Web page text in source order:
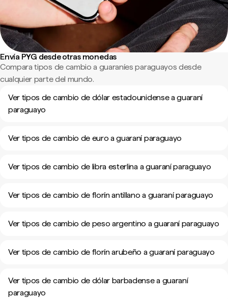
Envía PYG desde otras monedas
Compara tipos de cambio a guaraníes paraguayos desde
cualquier parte del mundo.
Ver tipos de cambio de dólar estadounidense a guaraní
paraguayo
Ver tipos de cambio de euro a guaraní paraguayo
Ver tipos de cambio de libra esterlina a guaraní paraguayo
Ver tipos de cambio de florín antillano a guaraní paraguayo
Ver tipos de cambio de peso argentino a guaraní paraguayo
Ver tipos de cambio de florín arubeño a guaraní paraguayo
Ver tipos de cambio de dólar barbadense a guaraní
paraguayo